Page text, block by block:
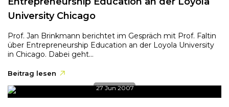
University Chicago
Prof. Jan Brinkmann berichtet im Gespräch mit Prof. Faltin
über Entrepreneurship Education an der Loyola University
in Chicago. Dabei geht...
Beitrag lesen
27 Jun 2007